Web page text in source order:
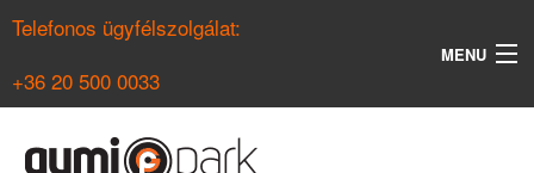
Telefonos ügyfélszolgálat:
+36 20 500 0033
MENU